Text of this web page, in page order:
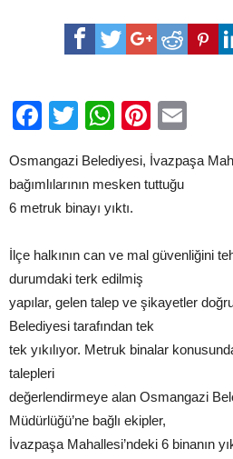
metruk
Facebook
TwitterWhatsApp
Osmangazi Belediyesi, İvazpaşa
bağımlılarının mesken tuttuğu
6 metruk binayı yıktı.
İlçe halkının can ve mal güvenliğini
durumdaki terk edilmiş
yapılar, gelen talep ve şikayetler
Belediyesi tarafından tek
tek yıkılıyor. Metruk binalar
talepleri
değerlendirmeye alan Osmangazi
Müdürlüğü’ne bağlı ekipler,
İvazpaşa Mahallesi’ndeki 6 binanın